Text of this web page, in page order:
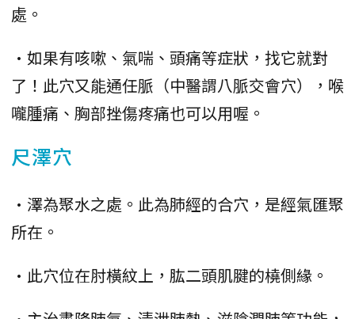
處。
•如果有咳嗽、氣喘、頭痛等症狀，找它就對
了！此穴又能通任脈（中醫謂八脈交會穴），喉
嚨腫痛、胸部挫傷疼痛也可以用喔。
尺澤穴
•澤為聚水之處。此為肺經的合穴，是經氣匯聚
所在。
•此穴位在肘橫紋上，肱二頭肌腱的橈側緣。